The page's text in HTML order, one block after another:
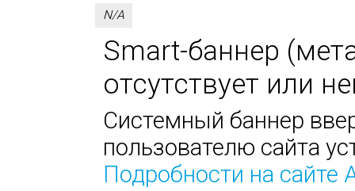
N/A
Smart-баннер
отсутствует или
Системный баннер
пользователю сайта
Подробности на сайте